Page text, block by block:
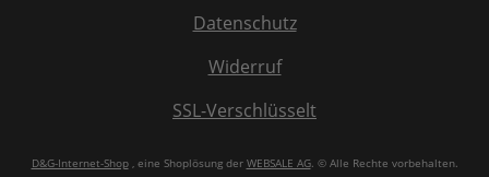
Datenschutz
Widerruf
SSL-Verschlüsselt
D&G-Internet-Shop, eine Shoplösung der WEBSALE AG. © Alle Rechte vorbehalten.